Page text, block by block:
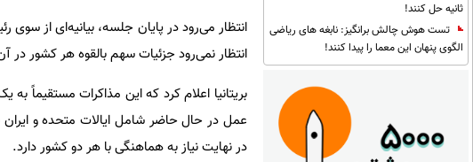
ثانیه حل کنند!
تست هوش چالش برانگیز: نابغه های ریاضی
الگوی پنهان این معما را پیدا کنند!
انتظار می‌رود در پایان جلسه، بیانیه‌ای از
انتظار نمی‌رود جزئیات سهم بالقوه هر کشور در
بریتانیا اعلام کرد که این مذاکرات مستقیماً
عمل در حال حاضر شامل ایالات متحده و ایران
در نهایت نیاز به هماهنگی با هر دو کشور دارد.